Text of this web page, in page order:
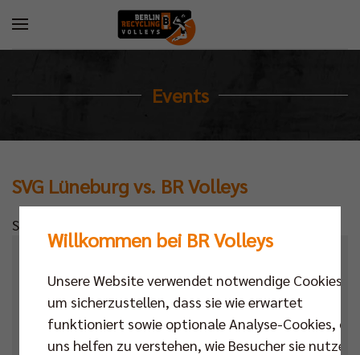
Events
SVG Lüneburg vs. BR Volleys
Standardtext
Datum
Ort
Willkommen bei BR Volleys
Unsere Website verwendet notwendige Cookies,
um sicherzustellen, dass sie wie erwartet
funktioniert sowie optionale Analyse-Cookies, die
uns helfen zu verstehen, wie Besucher sie nutzen,